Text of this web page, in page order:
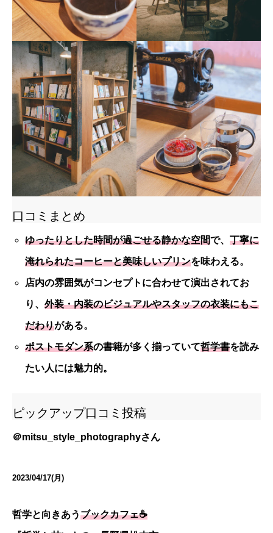
口コミまとめ
ゆったりとした時間が過ごせる静かな空間で、 丁寧に
淹れられたコーヒーと美味しいプリンを味わえる。
店内の雰囲気がコンセプトに合わせて演出されてお
り、 外装・内装のビジュアルやスタッフの衣装にもこ
だわりがある。
ポストモダン系の書籍が多く揃っていて哲学書を読み
たい人には魅力的。
ピックアップ口コミ投稿
＠mitsu_style_photographyさん
2023/04/17(月)
哲学と向きあうブックカフェ☕️